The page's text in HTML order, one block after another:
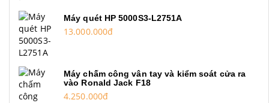
Máy quét HP 5000S3-L2751A
13.000.000đ
Máy chấm công vân tay và kiểm soát cửa ra
vào Ronald Jack F18
4.250.000đ